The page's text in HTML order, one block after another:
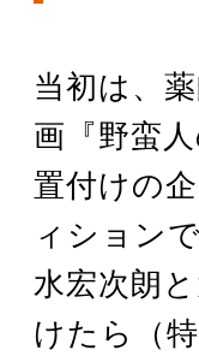
当初は、
画『野蛮
置付けの
ィション
水宏次朗
けたら（